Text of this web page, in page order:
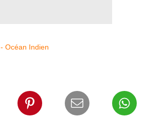
Océan Indien